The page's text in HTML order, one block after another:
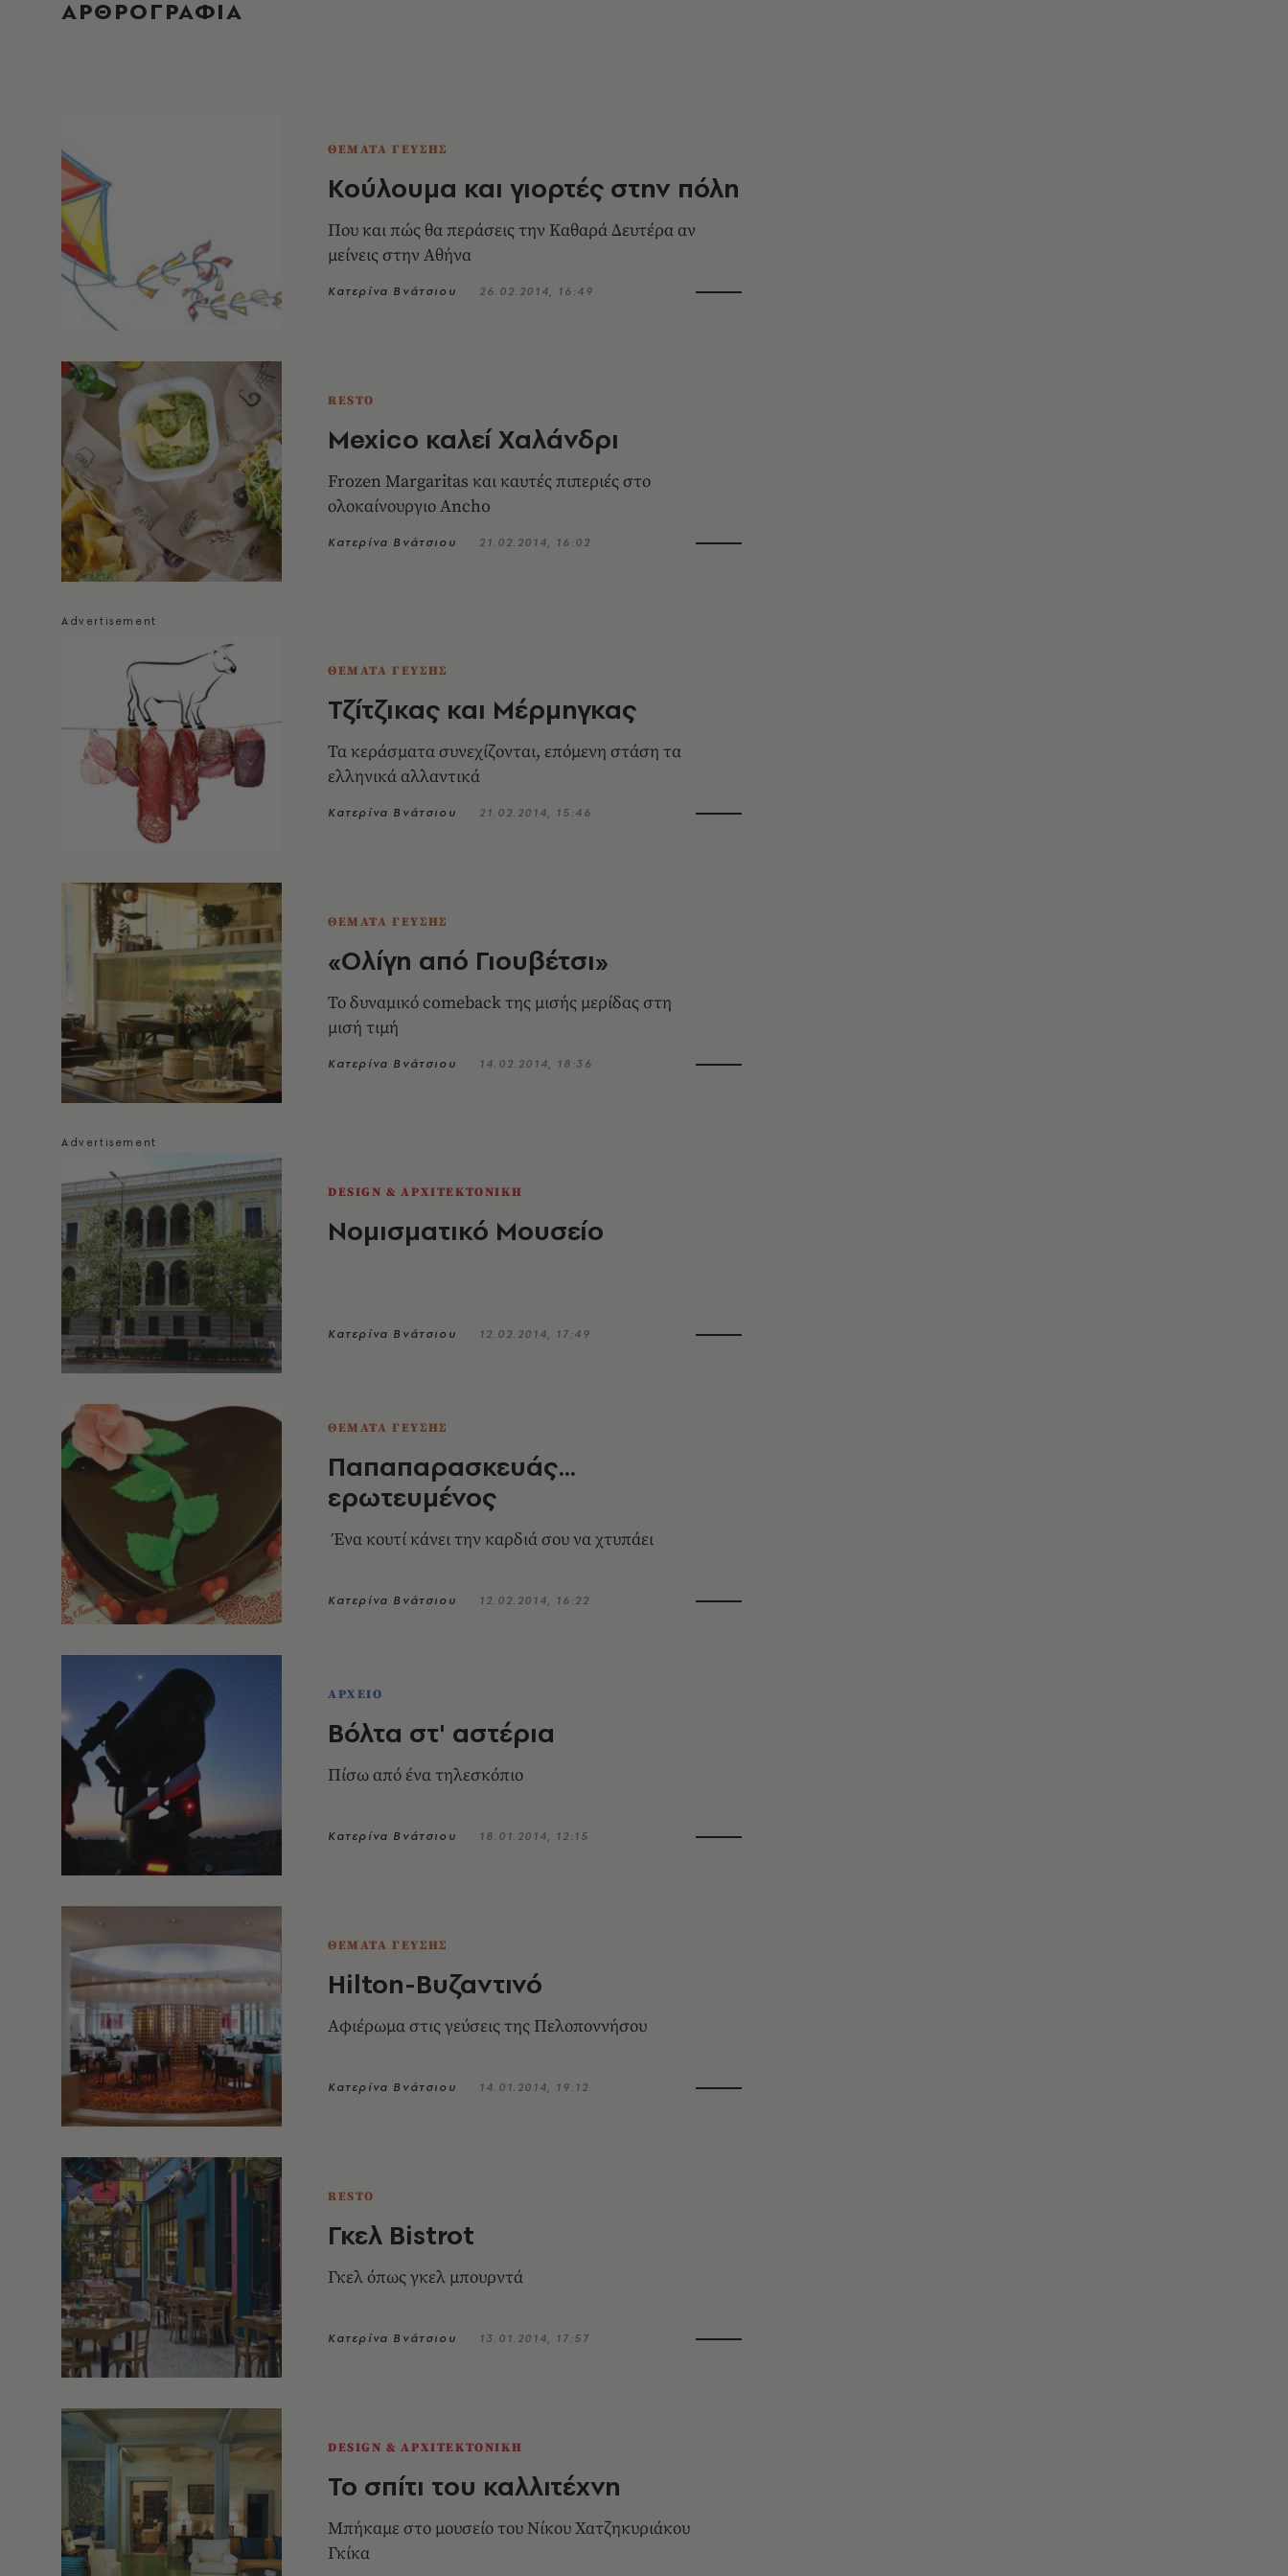
ΑΡΘΡΟΓΡΑΦΙΑ
ΘΕΜΑΤΑ ΓΕΥΣΗΣ
Κούλουμα και γιορτές στην πόλη
Που και πώς θα περάσεις την Καθαρά Δευτέρα αν
μείνεις στην Αθήνα
Κατερίνα Βνάτσιου 26.02.2014, 16:49
RESTO
Mexico καλεί Χαλάνδρι
Frozen Margaritas και καυτές πιπεριές στο
ολοκαίνουργιο Ancho
Κατερίνα Βνάτσιου 21.02.2014, 16:02
ΘΕΜΑΤΑ ΓΕΥΣΗΣ
Τζίτζικας και Μέρμηγκας
Τα κεράσματα συνεχίζονται, επόμενη στάση τα
ελληνικά αλλαντικά
Κατερίνα Βνάτσιου 21.02.2014, 15:46
ΘΕΜΑΤΑ ΓΕΥΣΗΣ
«Ολίγη από Γιουβέτσι»
Το δυναμικό comeback της μισής μερίδας στη
μισή τιμή
Κατερίνα Βνάτσιου 14.02.2014, 18:36
DESIGN & ΑΡΧΙΤΕΚΤΟΝΙΚΗ
Νομισματικό Μουσείο
Κατερίνα Βνάτσιου 12.02.2014, 17:49
ΘΕΜΑΤΑ ΓΕΥΣΗΣ
Παπαπαρασκευάς…
ερωτευμένος
Ένα κουτί κάνει την καρδιά σου να χτυπάει
Κατερίνα Βνάτσιου 12.02.2014, 16:22
ΑΡΧΕΙΟ
Βόλτα στ' αστέρια
Πίσω από ένα τηλεσκόπιο
Κατερίνα Βνάτσιου 18.01.2014, 12:15
ΘΕΜΑΤΑ ΓΕΥΣΗΣ
Hilton-Βυζαντινό
Αφιέρωμα στις γεύσεις της Πελοποννήσου
Κατερίνα Βνάτσιου 14.01.2014, 19:12
RESTO
Γκελ Bistrot
Γκελ όπως γκελ μπουρντά
Κατερίνα Βνάτσιου 13.01.2014, 17:57
DESIGN & ΑΡΧΙΤΕΚΤΟΝΙΚΗ
Το σπίτι του καλλιτέχνη
Μπήκαμε στο μουσείο του Νίκου Χατζηκυριάκου
Γκίκα